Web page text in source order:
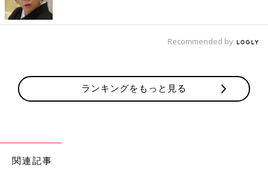
Recommended by
ランキングをもっと見る
関連記事